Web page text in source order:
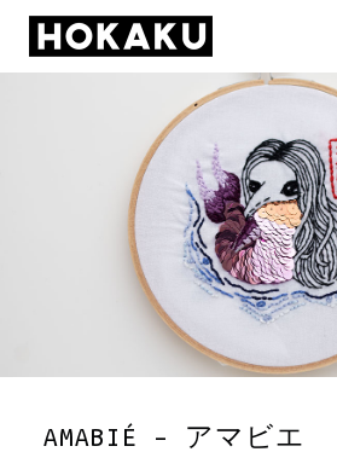
AMABIÉ – アマビエ
INFOS
NEWS
Facebook